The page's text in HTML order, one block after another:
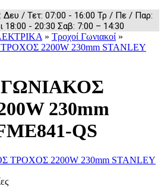
Δευ / Τετ: 07:00 - 16:00 Τρ / Πε / Παρ:
18:00 - 20:30 Σαβ: 7:00 – 14:30
» Τροχοί Γωνιακοί »
2200W 230mm STANLEY
230mm
QS